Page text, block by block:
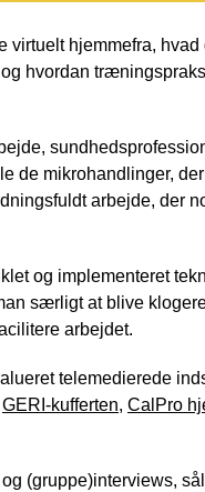
hjemmefra, hvad
hvordan
de mikrohandlinger,
arbejde, der
og implementeret
særligt at blive
arbejdet.
telemedierede
GERI-kufferten, CalPro
(gruppe)interviews,